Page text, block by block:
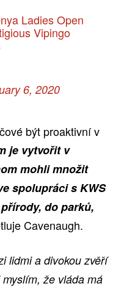
Ladies Open
Vipingo
6, 2020
být proaktivní v
je vytvořit v
mohli množit
spolupráci s KWS
do parků,
Cavenaugh.
lidmi a divokou zvěří
že vláda má